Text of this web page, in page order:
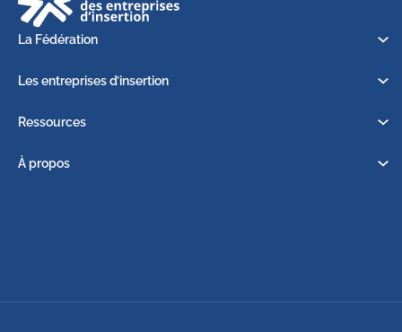
La Fédération
Les entreprises d’insertion
Ressources
À propos